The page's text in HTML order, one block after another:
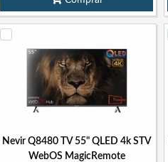
Nevir Q8480 TV 55" QLED 4k STV
WebOS MagicRemote